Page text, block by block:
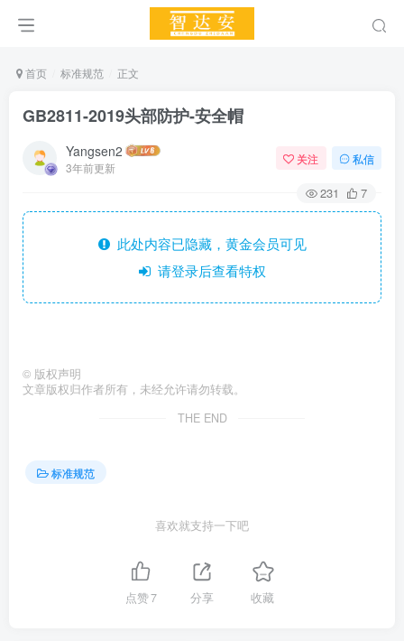
首页 标准规范 正文
GB2811-2019头部防护-安全帽
Yangsen2
3年前更新
关注 私信
231 7
此处内容已隐藏，黄金会员可见
请登录后查看特权
© 版权声明
文章版权归作者所有，未经允许请勿转载。
THE END
标准规范
喜欢就支持一下吧
点赞7 分享 收藏